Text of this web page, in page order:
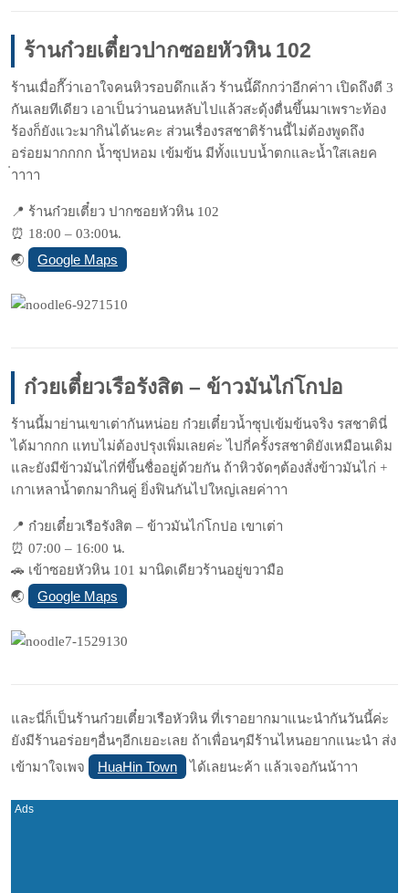
ร้านก๋วยเตี๋ยวปากซอยหัวหิน 102
ร้านเมื่อกี๊ว่าเอาใจคนหิวรอบดึกแล้ว ร้านนี้ดึกกว่าอีกค่าา เปิดถึงตี 3
กันเลยทีเดียว เอาเป็นว่านอนหลับไปแล้วสะดุ้งตื่นขึ้นมาเพราะท้อง
ร้องก็ยังแวะมากินได้นะคะ ส่วนเรื่องรสชาติร้านนี้ไม่ต้องพูดถึง
อร่อยมากกกก น้ำซุปหอม เข้มข้น มีทั้งแบบน้ำตกและน้ำใสเลยค
่าาาา
📍 ร้านก๋วยเตี๋ยว ปากซอยหัวหิน 102
⏰ 18:00 – 03:00น.
🌏
Google Maps
ก๋วยเตี๋ยวเรือรังสิต – ข้าวมันไก่โกปอ
ร้านนี้มาย่านเขาเต่ากันหน่อย ก๋วยเตี๋ยวน้ำซุปเข้มข้นจริง รสชาตินี่
ได้มากกก แทบไม่ต้องปรุงเพิ่มเลยค่ะ ไปกี่ครั้งรสชาติยังเหมือนเดิม
และยังมีข้าวมันไก่ที่ขึ้นชื่ออยู่ด้วยกัน ถ้าหิวจัดๆต้องสั่งข้าวมันไก่ +
เกาเหลาน้ำตกมากินคู่ ยิ่งฟินกันไปใหญ่เลยค่าาา
📍 ก๋วยเตี๋ยวเรือรังสิต – ข้าวมันไก่โกปอ เขาเต่า
⏰ 07:00 – 16:00 น.
🚗 เข้าซอยหัวหิน 101 มานิดเดียวร้านอยู่ขวามือ
🌏
Google Maps
และนี่ก็เป็นร้านก๋วยเตี๋ยวเรือหัวหิน ที่เราอยากมาแนะนำกันวันนี้ค่ะ
ยังมีร้านอร่อยๆอื่นๆอีกเยอะเลย ถ้าเพื่อนๆมีร้านไหนอยากแนะนำ ส่ง
เข้ามาใจเพจ
HuaHin Town ได้เลยนะค้า แล้วเจอกันน้าาา